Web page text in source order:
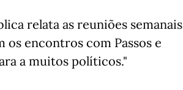
relata as reuniões semanais
encontros com Passos e
a muitos políticos."